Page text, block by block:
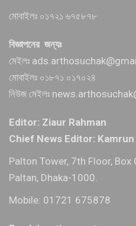
মোবাইলঃ ০১৭২১ ৬৭৫৮৭৮
বিজ্ঞাপনের জন্যঃ
মেইলঃ
মোবাইলঃ ০১৮৭১ ০১৭০২৪
নিউজ মেইলঃ
Editor: Ziaur Rahman
Chief News Editor:
Palton Tower, 7th Floor, Box
Paltan, Dhaka-1000.
Mobile: 01721 675878